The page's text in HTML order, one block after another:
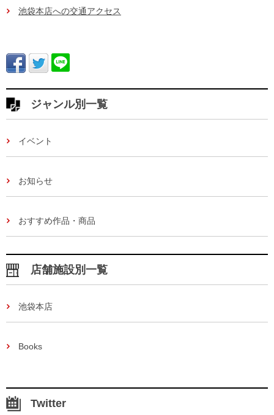
池袋本店への交通アクセス
ジャンル別一覧
イベント
お知らせ
おすすめ作品・商品
店舗施設別一覧
池袋本店
Books
Twitter